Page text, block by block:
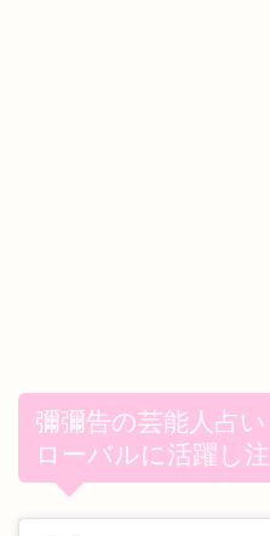
彌彌告の芸能人占
ローバルに活躍し